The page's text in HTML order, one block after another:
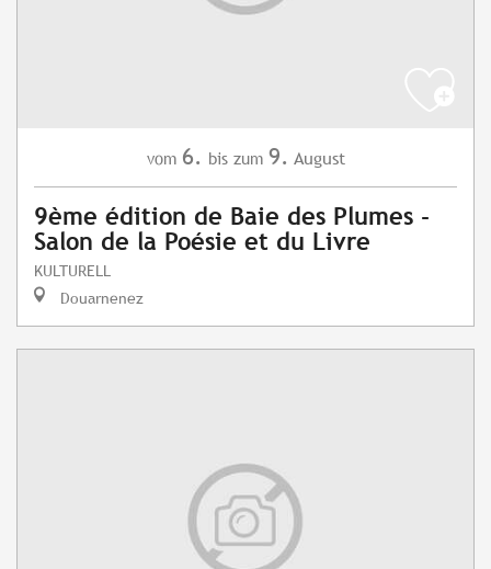
vom 6. bis zum 9. August
9ème édition de Baie des Plumes -
Salon de la Poésie et du Livre
KULTURELL
Douarnenez